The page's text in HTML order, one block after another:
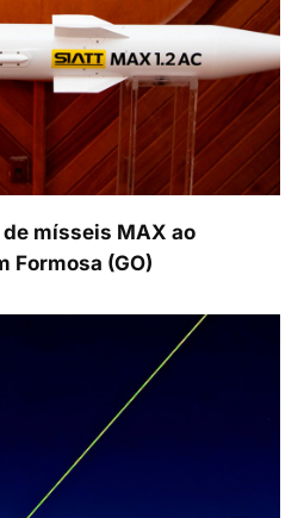
de mísseis MAX ao
Formosa (GO)